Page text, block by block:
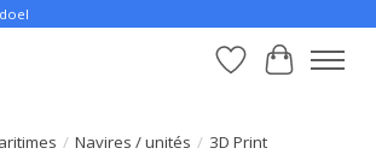
Liste dePanier
/ Navires / unités / 3D Print